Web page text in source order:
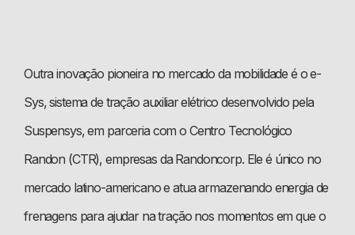
Outra inovação pioneira no mercado da mobilidade é o e-
Sys, sistema de tração auxiliar elétrico desenvolvido pela
Suspensys, em parceria com o Centro Tecnológico
Randon (CTR), empresas da Randoncorp. Ele é único no
mercado latino-americano e atua armazenando energia de
frenagens para ajudar na tração nos momentos em que o